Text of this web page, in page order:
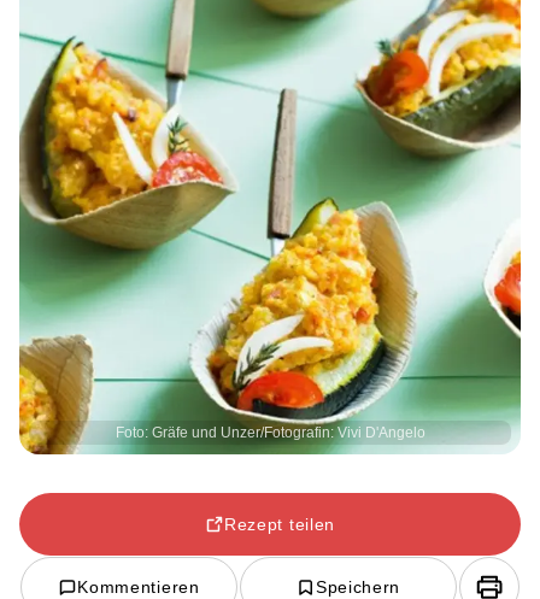
Foto: Gräfe und Unzer/Fotografin: Vivi D'Angelo
Rezept teilen
Kommentieren Speichern